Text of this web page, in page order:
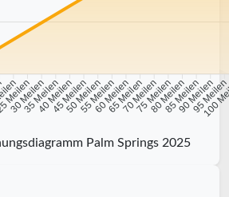
30 Meilen
35 Meilen
40 Meilen
45 Meilen
50 Meilen
55 Meilen
60 Meilen
65 Meilen
70 Meilen
75 Meilen
80 Meilen
85 Meilen
90 Meilen
95 Meilen
100
Palm Springs 2025